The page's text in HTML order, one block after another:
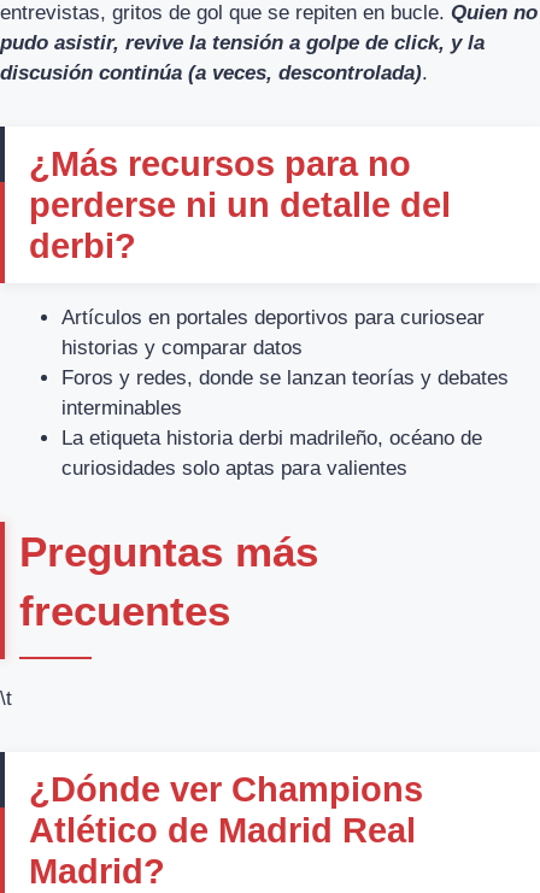
entrevistas, gritos de gol que se repiten en bucle. Quien no
pudo asistir, revive la tensión a golpe de click, y la
discusión continúa (a veces, descontrolada).
¿Más recursos para no
perderse ni un detalle del
derbi?
Artículos en portales deportivos para curiosear
historias y comparar datos
Foros y redes, donde se lanzan teorías y debates
interminables
La etiqueta historia derbi madrileño, océano de
curiosidades solo aptas para valientes
Preguntas más
frecuentes
\t
¿Dónde ver Champions
Atlético de Madrid Real
Madrid?